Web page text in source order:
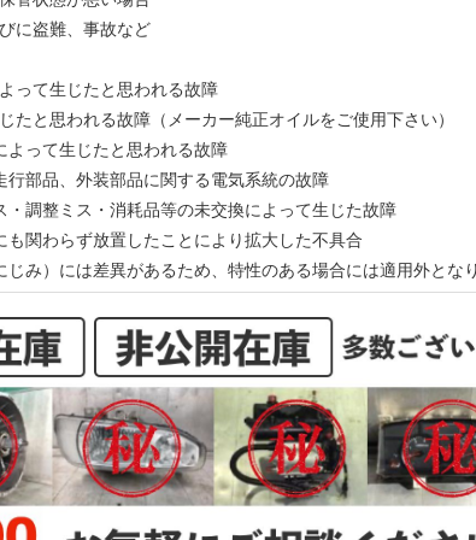
に盗難、事故など
って生じたと思われる故障
たと思われる故障（メーカー純正オイルをご使用下さい）
よって生じたと思われる故障
部品、外装部品に関する電気系統の故障
調整ミス・消耗品等の未交換によって生じた故障
関わらず放置したことにより拡大した不具合
み）には差異があるため、特性のある場合には適用外とな